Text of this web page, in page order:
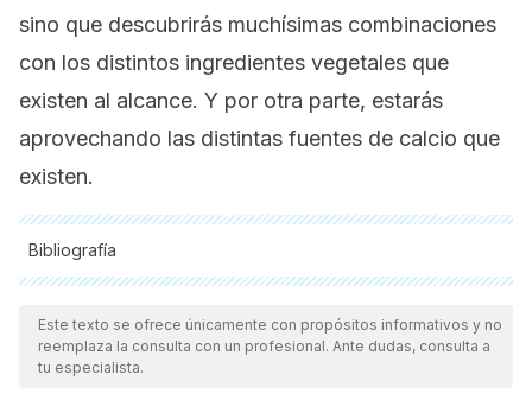
sino que descubrirás muchísimas combinaciones
con los distintos ingredientes vegetales que
existen al alcance. Y por otra parte, estarás
aprovechando las distintas fuentes de calcio que
existen.
Bibliografía
Todas las fuentes citadas fueron revisadas a profundidad por
nuestro equipo, para asegurar su calidad, confiabilidad,
vigencia y validez.La bibliografía de este artículo fue
Este texto se ofrece únicamente con propósitos informativos y no
reemplaza la consulta con un profesional. Ante dudas, consulta a
tu especialista.